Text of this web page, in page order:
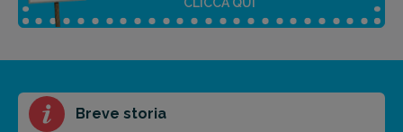
CLICCA QUI
Riassunto dell'articolo
Scegli il formato del riassunto
Breve storia